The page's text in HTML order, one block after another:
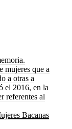
mujeres que a
a otras a
el 2016, en la
referentes al
Bacanas